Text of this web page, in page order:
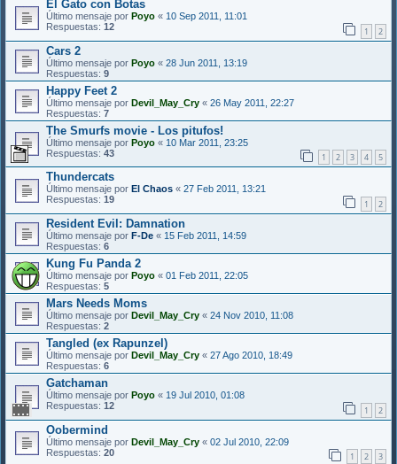
El Gato con Botas
Último mensaje por Poyo « 10 Sep 2011, 11:01
Respuestas: 12 1 2
Cars 2
Último mensaje por Poyo « 28 Jun 2011, 13:19
Respuestas: 9
Happy Feet 2
Último mensaje por Devil_May_Cry « 26 May 2011, 22:27
Respuestas: 7
The Smurfs movie - Los pitufos!
Último mensaje por Poyo « 10 Mar 2011, 23:25
Respuestas: 43 1 2 3 4 5
Thundercats
Último mensaje por El Chaos « 27 Feb 2011, 13:21
Respuestas: 19 1 2
Resident Evil: Damnation
Último mensaje por F-De « 15 Feb 2011, 14:59
Respuestas: 6
Kung Fu Panda 2
Último mensaje por Poyo « 01 Feb 2011, 22:05
Respuestas: 5
Mars Needs Moms
Último mensaje por Devil_May_Cry « 24 Nov 2010, 11:08
Respuestas: 2
Tangled (ex Rapunzel)
Último mensaje por Devil_May_Cry « 27 Ago 2010, 18:49
Respuestas: 6
Gatchaman
Último mensaje por Poyo « 19 Jul 2010, 01:08
Respuestas: 12 1 2
Oobermind
Último mensaje por Devil_May_Cry « 02 Jul 2010, 22:09
Respuestas: 20 1 2 3